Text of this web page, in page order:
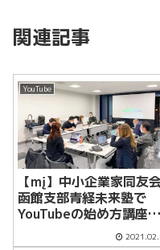
関連記事
YouTube
【mį】中小企業家同友
函館支部青経未来塾で
YouTubeの始め方講座の
講師をさせて頂きまし